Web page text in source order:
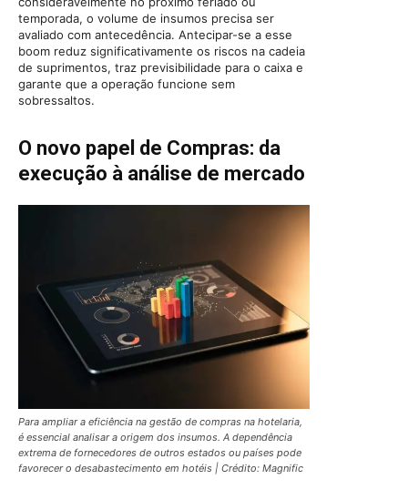
temporada, o volume de insumos precisa ser
avaliado com antecedência. Antecipar-se a esse
boom reduz significativamente os riscos na cadeia
de suprimentos, traz previsibilidade para o caixa e
garante que a operação funcione sem
sobressaltos.
O novo papel de Compras: da
execução à análise de mercado
Para ampliar a eficiência na gestão de compras na hotelaria,
é essencial analisar a origem dos insumos. A dependência
extrema de fornecedores de outros estados ou países pode
favorecer o desabastecimento em hotéis | Crédito: Magnific